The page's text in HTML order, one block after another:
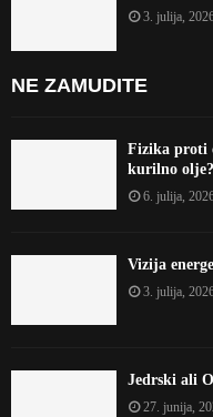
3. julija,
NE ZAMUDITE
Fizika proti
kurilno olje?
6. julija,
Vizija
3. julija,
Jedrski ali
27. junija,